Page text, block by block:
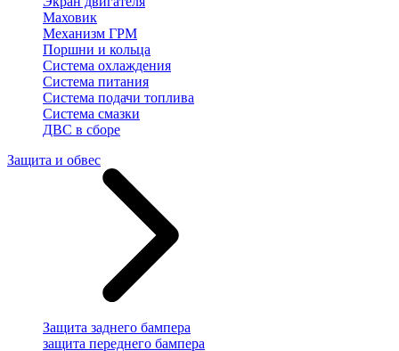
Маховик
Механизм ГРМ
Поршни и кольца
Система охлаждения
Система питания
Система подачи топлива
Система смазки
ДВС в сборе
Защита и обвес
Защита заднего бампера
защита переднего бампера